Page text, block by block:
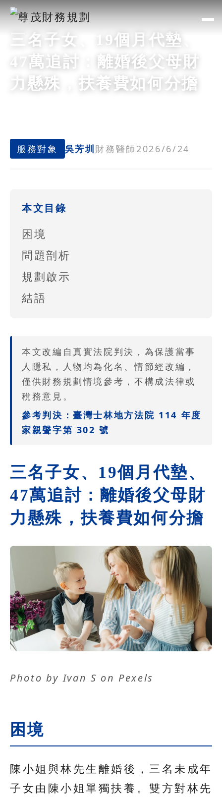
三名子女、19個月代墊、
47萬追討：離婚後父母財
力懸殊，扶養費如何分擔
服務對象 吳芳圳財務醫師 2026/6/24
本文目錄
困境
問題剖析
規劃啟示
結語
本文改編自真實法院判決，為保護當事
人隱私，人物均為化名、情節經改編，
僅供財務規劃情境參考，不構成法律或
稅務意見。
參考判決：臺灣士林地方法院 114 年度
家親聲字第 302 號
三名子女、19個月代墊、
47萬追討：離婚後父母財
力懸殊，扶養費如何分擔
Photo byIvan S on Pexels
困境
陳小姐與林先生離婚後，三名未成年
子女由陳小姐單獨扶養。雙方對林先